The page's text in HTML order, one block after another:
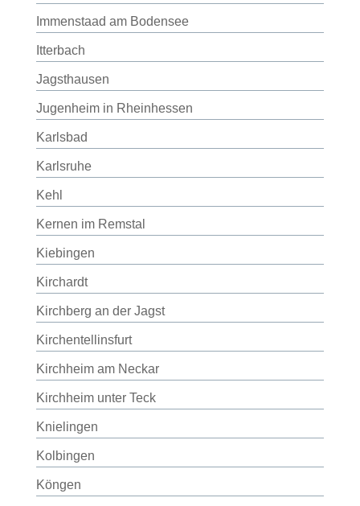
Immenstaad am Bodensee
Itterbach
Jagsthausen
Jugenheim in Rheinhessen
Karlsbad
Karlsruhe
Kehl
Kernen im Remstal
Kiebingen
Kirchardt
Kirchberg an der Jagst
Kirchentellinsfurt
Kirchheim am Neckar
Kirchheim unter Teck
Knielingen
Kolbingen
Köngen